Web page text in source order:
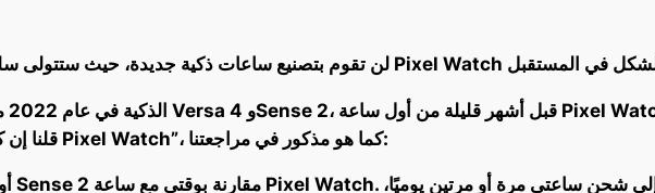
قلنا إن كلا الساعتين الذكيتين “تعيشان في ظل ساعة Pixel Watch”، كما هو مذكور في مراجعتنا: